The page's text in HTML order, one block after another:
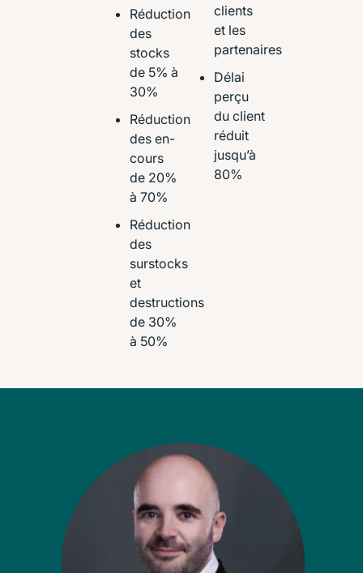
Réduction
des
stocks
de 5% à
30%
Réduction
des en-
cours
de 20%
à 70%
Réduction
des
surstocks
et
destructions
de 30%
à 50%
clients
et les
partenaires
Délai
perçu
du client
réduit
jusqu’à
80%